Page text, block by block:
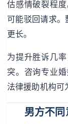
估感情破裂程
可能驳回请求
更长。
为提升胜诉几
突。咨询专业
法律援助机构可
男方不同